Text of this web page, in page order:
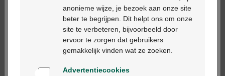
33530 10st
Ga verder in het nederlands
Continuez en français
anonieme wijze, je bezoek aan onze site
beter te begrijpen. Dit helpt ons om onze
site te verbeteren, bijvoorbeeld door
ervoor te zorgen dat gebruikers
gemakkelijk vinden wat ze zoeken.
Advertentiecookies